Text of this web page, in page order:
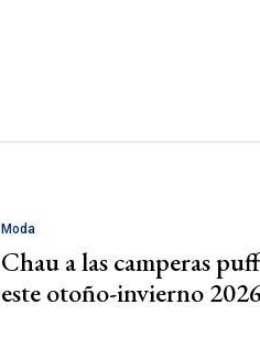
Moda
Chau a las camperas
este otoño-invierno 2026